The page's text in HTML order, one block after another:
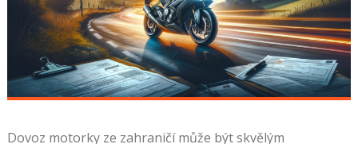
Dovoz motorky ze zahraničí může být skvělým